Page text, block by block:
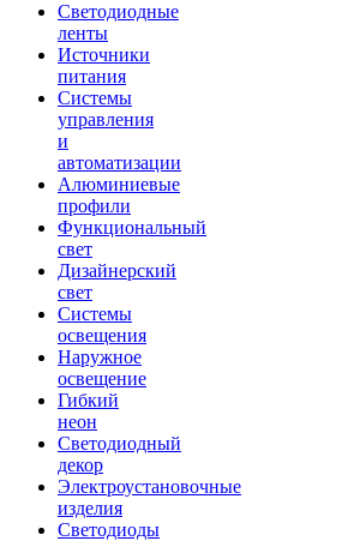
Светодиодные
ленты
Источники
питания
Системы
управления
и
автоматизации
Алюминиевые
профили
Функциональный
свет
Дизайнерский
свет
Системы
освещения
Наружное
освещение
Гибкий
неон
Светодиодный
декор
Электроустановочные
изделия
Светодиоды